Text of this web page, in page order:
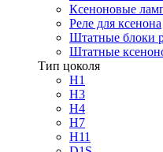
Ксеноновые
Реле для ксенона
Штатные блоки
Штатные
Тип цоколя
H1
H3
H4
H7
H11